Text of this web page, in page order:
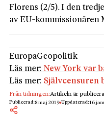
Florens (2/5). I den
av EU-kommissionären
EuropaGeopolitik
Läs mer:New York var
Läs mer: Självcensuren
Från tidningen:Artikeln är
Publicerad:8 maj 2019 Uppdaterad:16